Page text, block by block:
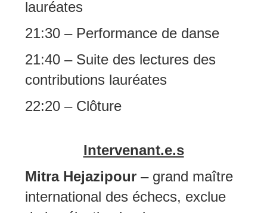
lauréates
21:30 – Performance de danse
21:40 – Suite des lectures des
contributions lauréates
22:20 – Clôture
Intervenant.e.s
Mitra Hejazipour – grand maître
international des échecs, exclue